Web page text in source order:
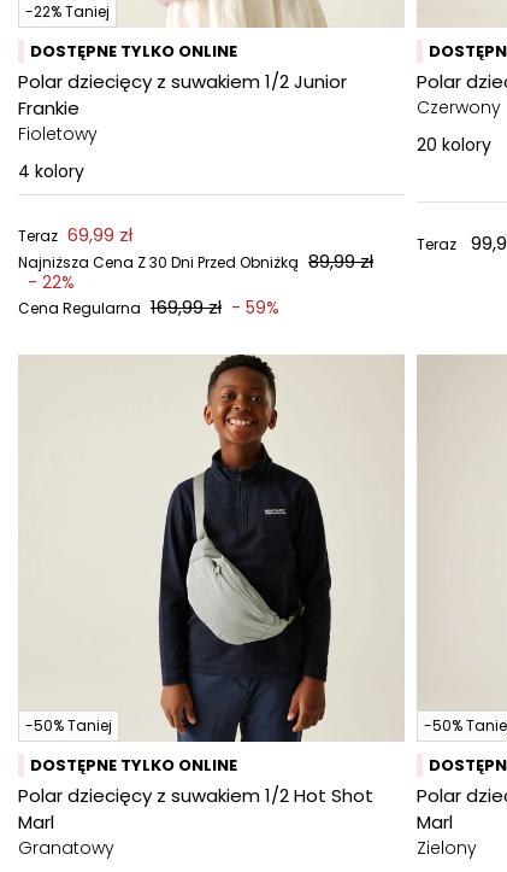
-22% Taniej
DOSTĘPNE TYLKO ONLINE
Polar dziecięcy z suwakiem 1/2 Junior
Frankie
Fioletowy
4 kolory
Teraz 69,99 zł
Najniższa Cena Z 30 Dni Przed Obniżką 89,99 zł
- 22%
Cena Regularna 169,99 zł - 59%
Polar
Czerwony
20 kolory
Teraz
-50% Taniej
DOSTĘPNE TYLKO ONLINE
Polar dziecięcy z suwakiem 1/2 Hot Shot
Marl
Granatowy
-50%
Polar
Marl
Zielony